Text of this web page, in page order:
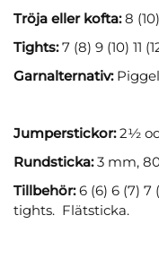
Tröja eller kofta:8
Tights:7 (8) 9 (10) 11
Garnalternativ:
Jumperstickor:2½
Rundsticka:3 mm,
Tillbehör:6 (6) 6 (7) 7
tights. Flätsticka.